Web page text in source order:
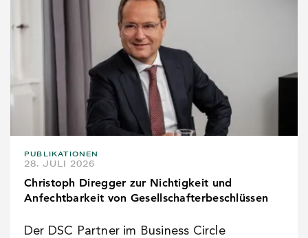
PUBLIKATIONEN
28. JULI 2026
Christoph Diregger zur Nichtigkeit und
Anfechtbarkeit von Gesellschafterbeschlüssen
Der DSC Partner im Business Circle